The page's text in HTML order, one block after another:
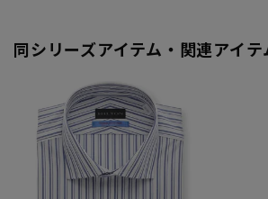
同シリーズアイテム・関連アイテ